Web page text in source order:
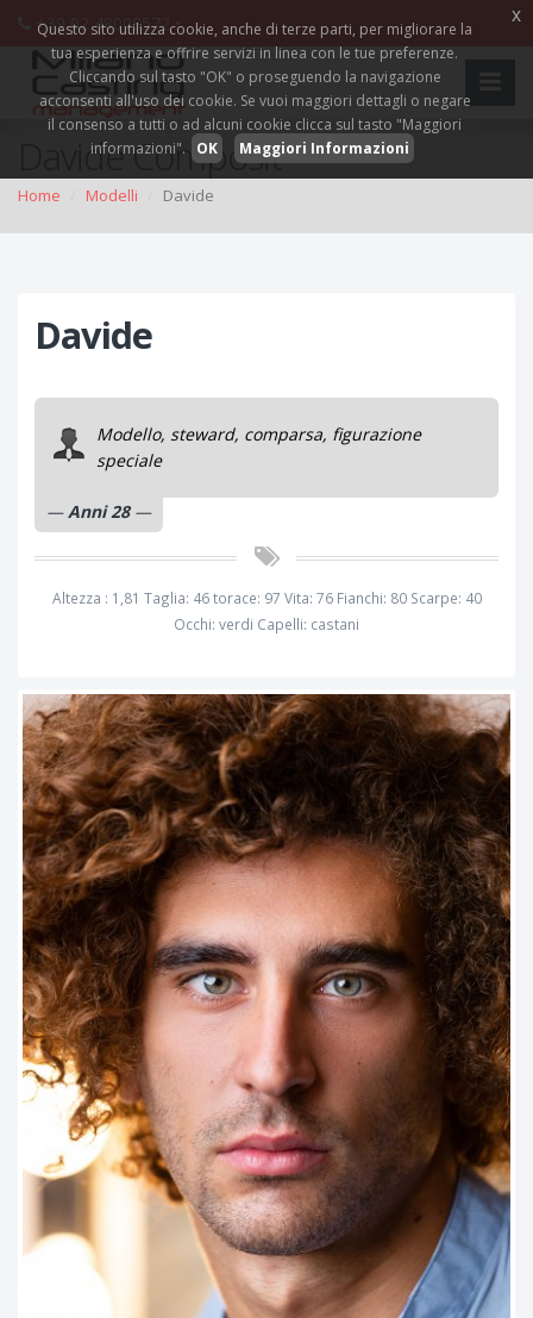
+39 02 48008572 •
Davide Composit
Home Modelli Davide
Davide
Modello, steward, comparsa, figurazione
speciale
Anni 28
Altezza : 1,81 Taglia: 46 torace: 97 Vita: 76 Fianchi: 80 Scarpe: 40
Occhi: verdi Capelli: castani
Questo sito utilizza cookie, anche di terze parti, per migliorare la
tua esperienza e offrire servizi in linea con le tue preferenze.
Cliccando sul tasto "OK" o proseguendo la navigazione
acconsenti all'uso dei cookie. Se vuoi maggiori dettagli o negare
il consenso a tutti o ad alcuni cookie clicca sul tasto "Maggiori
informazioni".
OK Maggiori Informazioni
x